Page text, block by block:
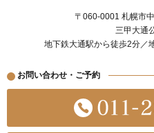
〒060-0001 札幌市
三甲大通
地下鉄大通駅から徒歩2分／
お問い合わせ・ご予約